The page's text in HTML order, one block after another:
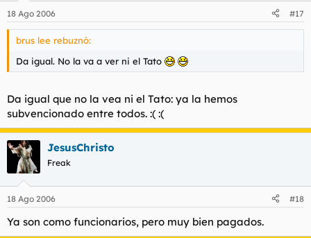
18 Ago 2006 #17
brus lee rebuznó:
Da igual. No la va a ver ni el Tato
Da igual que no la vea ni el Tato: ya la hemos
subvencionado entre todos. :( :(
JesusChristo
Freak
18 Ago 2006 #18
Ya son como funcionarios, pero muy bien pagados.